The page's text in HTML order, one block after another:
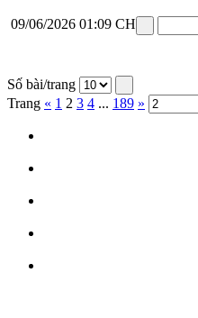
09/06/2026 01:09 CH
Số bài/trang
Trang « 1 2 3 4 ... 189 »